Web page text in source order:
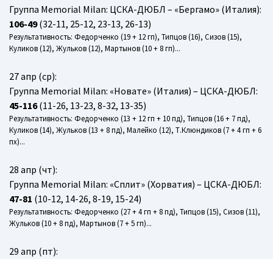
Группа Memorial Milan: ЦСКА-ДЮБЛ – «Бергамо» (Италия):
106-49(32-11, 25-12, 23-13, 26-13)
Результативность: Федорченко (19 + 12 гп), Типцов (16), Сизов (15),
Куликов (12), Жульков (12), Мартынов (10 + 8 гп)...
27 апр (ср):
Группа Memorial Milan: «Новате» (Италия) – ЦСКА-ДЮБЛ:
45-116(11-26, 13-23, 8-32, 13-35)
Результативность: Федорченко (13 + 12 гп + 10 пд), Типцов (16 + 7 пд),
Куликов (14), Жульков (13 + 8 пд), Малейко (12), Т.Клюндиков (7 + 4 гп + 6
пх)...
28 апр (чт):
Группа Memorial Milan: «Сплит» (Хорватия) – ЦСКА-ДЮБЛ:
47-81 (10-12, 14-26, 8-19, 15-24)
Результативность: Федорченко (27 + 4 гп + 8 пд), Типцов (15), Сизов (11),
Жульков (10 + 8 пд), Мартынов (7 + 5 гп)...
29 апр (пт):